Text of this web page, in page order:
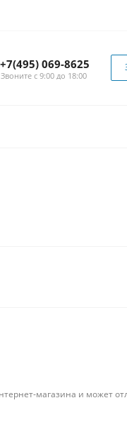
+7(495) 069-8625
Звоните с 9:00 до 18:00
магазина и может